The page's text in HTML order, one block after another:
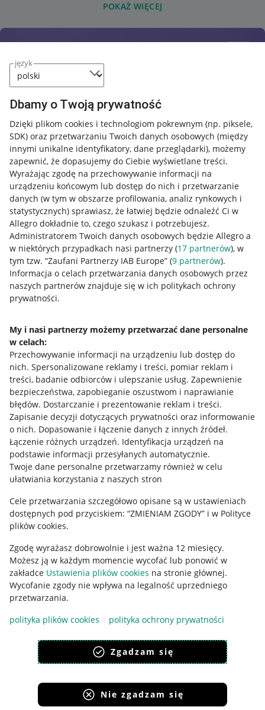
język
Dbamy o Twoją prywatność
Dzięki plikom cookies i technologiom pokrewnym (np. piksele,
SDK) oraz przetwarzaniu Twoich danych osobowych (między
innymi unikalne identyfikatory, dane przeglądarki), możemy
zapewnić, że dopasujemy do Ciebie wyświetlane treści.
Wyrażając zgodę na przechowywanie informacji na
urządzeniu końcowym lub dostęp do nich i przetwarzanie
danych (w tym w obszarze profilowania, analiz rynkowych i
statystycznych) sprawiasz, że łatwiej będzie odnaleźć Ci w
Allegro dokładnie to, czego szukasz i potrzebujesz.
Administratorem Twoich danych osobowych będzie Allegro a
w niektórych przypadkach nasi partnerzy (17 partnerów), w
tym tzw. “Zaufani Partnerzy IAB Europe” (9 partnerów).
Informacja o celach przetwarzania danych osobowych przez
naszych partnerów znajduje się w ich politykach ochrony
prywatności.
My i nasi partnerzy możemy przetwarzać dane personalne
w celach:
Przechowywanie informacji na urządzeniu lub dostęp do
nich. Spersonalizowane reklamy i treści, pomiar reklam i
treści, badanie odbiorców i ulepszanie usług. Zapewnienie
bezpieczeństwa, zapobieganie oszustwom i naprawianie
błędów. Dostarczanie i prezentowanie reklam i treści.
Zapisanie decyzji dotyczących prywatności oraz informowanie
o nich. Dopasowanie i łączenie danych z innych źródeł.
Łączenie różnych urządzeń. Identyfikacja urządzeń na
podstawie informacji przesyłanych automatycznie.
Twoje dane personalne przetwarzamy również w celu
ułatwiania korzystania z naszych stron
Cele przetwarzania szczegółowo opisane są w ustawieniach
dostępnych pod przyciskiem: “ZMIENIAM ZGODY” i w Polityce
plików cookies.
Zgodę wyrażasz dobrowolnie i jest ważna 12 miesięcy.
Możesz ją w każdym momencie wycofać lub ponowić w
zakładce Ustawienia plików cookies na stronie głównej.
Wycofanie zgody nie wpływa na legalność uprzedniego
przetwarzania.
polityka plików cookies
polityka ochrony prywatności
Zgadzam się
Nie zgadzam się
POKAŻ WIĘCEJ
Przydatne informacje
Jak to działa
Allegro Gadane dla sprzedających
Allegro Gadane dla kupujących
Mapa miejscowości
Informacje prawne
Regulamin
Polityka plików "cookies"
Ustawienia plików "cookies"
Udostępnianie lokalizacji
Informacje dla Aktu o Usługach Cyfrowych
Pobierz aplikację
Korzystanie z serwisu oznacza akceptacjęregulaminu